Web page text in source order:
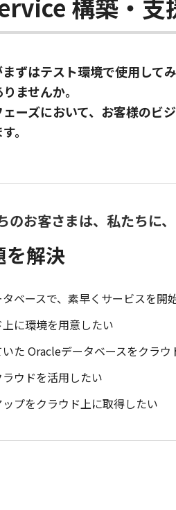
構築・支
まずはテスト環境で使用し
ませんか。
ーズにおいて、お客様のビ
。
のお客さまは、私たちに
を解決
ベースで、素早くサービスを開
に環境を用意したい
た Oracleデータベースをクラウ
ウドを活用したい
プをクラウド上に取得したい